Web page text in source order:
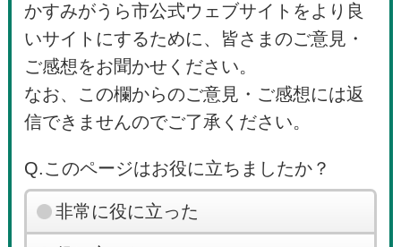
かすみがうら市公式ウェブサイトをより良
いサイトにするために、皆さまのご意見・
ご感想をお聞かせください。
なお、この欄からのご意見・ご感想には返
信できませんのでご了承ください。
Q.このページはお役に立ちましたか？
非常に役に立った